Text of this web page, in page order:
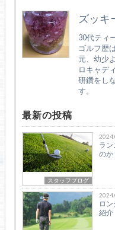
ズッキ
30代ティ
ゴルフ歴
元、幼少
ロキャデ
研鑽をし
す。
最新の投稿
スタッフブログ
ラ
のか
ロ
紹介